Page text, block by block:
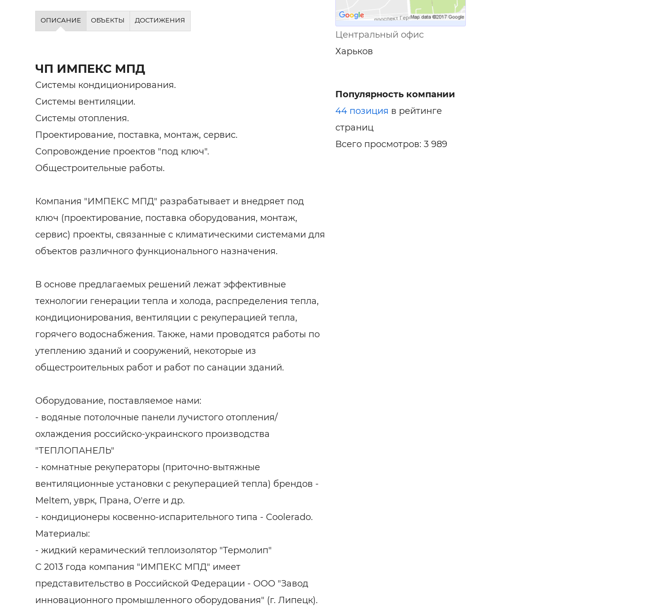
ОПИСАНИЕ ОБЪЕКТЫ ДОСТИЖЕНИЯ
ЧП ИМПЕКС МПД
Системы кондиционирования.
Системы вентиляции.
Системы отопления.
Проектирование, поставка, монтаж, сервис.
Сопровождение проектов "под ключ".
Общестроительные работы.
Компания "ИМПЕКС МПД" разрабатывает и внедряет под
ключ (проектирование, поставка оборудования, монтаж,
сервис) проекты, связанные с климатическими системами для
объектов различного функционального назначения.
В основе предлагаемых решений лежат эффективные
технологии генерации тепла и холода, распределения тепла,
кондиционирования, вентиляции с рекуперацией тепла,
горячего водоснабжения. Также, нами проводятся работы по
утеплению зданий и сооружений, некоторые из
общестроительных работ и работ по санации зданий.
Оборудование, поставляемое нами:
- водяные потолочные панели лучистого отопления/
охлаждения российско-украинского производства
"ТЕПЛОПАНЕЛЬ"
- комнатные рекуператоры (приточно-вытяжные
вентиляционные установки с рекуперацией тепла) брендов -
Meltem, уврк, Прана, O'erre и др.
- кондиционеры косвенно-испарительного типа - Coolerado.
Материалы:
- жидкий керамический теплоизолятор "Термолип"
С 2013 года компания "ИМПЕКС МПД" имеет
представительство в Российской Федерации - ООО "Завод
инновационного промышленного оборудования" (г. Липецк).
Центральный офис
Харьков
Популярность компании
44 позиция в рейтинге
страниц
Всего просмотров: 3 989